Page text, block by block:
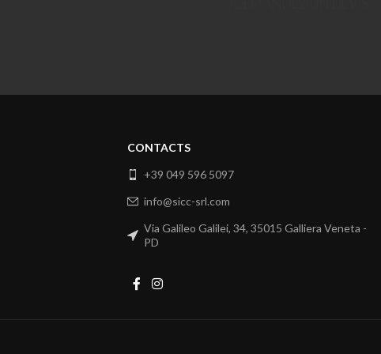
CONTACTS
+39 049 596 5097
info@sicc-srl.com
Via Galileo Galilei, 34, 35015 Galliera Veneta -
PD